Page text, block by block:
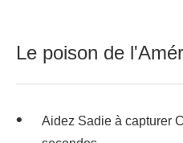
Le poison de
Aidez Sadie à capturer